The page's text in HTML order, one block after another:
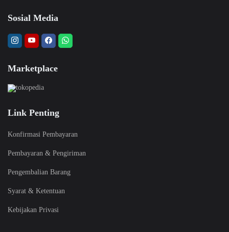
Sosial Media
Marketplace
Link Penting
Konfirmasi Pembayaran
Pembayaran & Pengiriman
Pengembalian Barang
Syarat & Ketentuan
Kebijakan Privasi